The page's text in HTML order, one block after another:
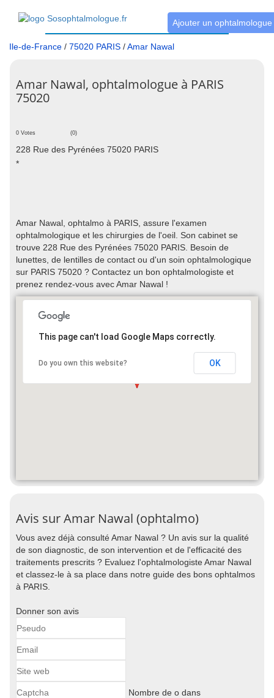
Ajouter un ophtalmologue
Ile-de-France / 75020 PARIS /Amar Nawal
Amar Nawal, ophtalmologue à PARIS
75020
0 Votes (0)
228 Rue des Pyrénées 75020 PARIS
*
Amar Nawal, ophtalmo à PARIS, assure l'examen
ophtalmologique et les chirurgies de l'oeil. Son cabinet se
trouve 228 Rue des Pyrénées 75020 PARIS. Besoin de
lunettes, de lentilles de contact ou d'un soin ophtalmologique
sur PARIS 75020 ? Contactez un bon ophtalmologiste et
prenez rendez-vous avec Amar Nawal !
This page can't load Google Maps correctly.
Do you own this website? OK
Avis sur Amar Nawal (ophtalmo)
Vous avez déjà consulté Amar Nawal ? Un avis sur la qualité
de son diagnostic, de son intervention et de l'efficacité des
traitements prescrits ? Evaluez l'ophtalmologiste Amar Nawal
et classez-le à sa place dans notre guide des bons ophtalmos
à PARIS.
Donner son avis
Nombre de o dans